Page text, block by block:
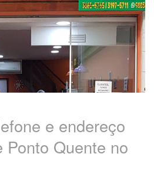
e endereço
Ponto Quente no